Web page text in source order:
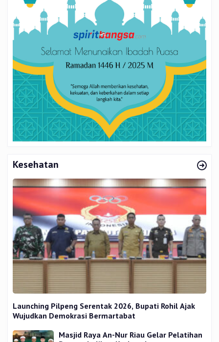
Kesehatan
Launching Pilpeng Serentak 2026, Bupati Rohil Ajak
Wujudkan Demokrasi Bermartabat
Masjid Raya An-Nur Riau Gelar Pelatihan